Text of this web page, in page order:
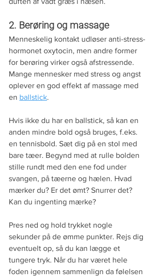
2. Berøring og massage
Menneskelig kontakt udløser anti-stress-
hormonet oxytocin, men andre former
for berøring virker også afstressende.
Mange mennesker med stress og angst
oplever en god effekt af massage med
en ballstick.
Hvis ikke du har en ballstick, så kan en
anden mindre bold også bruges, f.eks.
en tennisbold. Sæt dig på en stol med
bare tæer. Begynd med at rulle bolden
stille rundt med den ene fod under
svangen, på tæerne og hælen. Hvad
mærker du? Er det ømt? Snurrer det?
Kan du ingenting mærke?
Pres ned og hold trykket nogle
sekunder på de ømme punkter. Rejs dig
eventuelt op, så du kan lægge et
tungere tryk. Når du har været hele
foden igennem sammenlign da følelsen